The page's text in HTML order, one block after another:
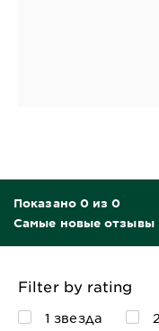
Показано 0 из 0
Самые новые отзывы
Filter by rating
1 звезда